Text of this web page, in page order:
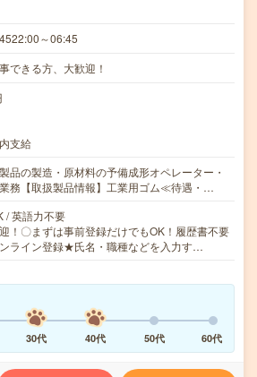
～06:45
できる方、大歓迎！
支給
品の製造・原材料の予備成形オペレーター・
務【取扱製品情報】工業用ゴム≪待遇・…
/ 英語力不要
！〇まずは事前登録だけでもOK！履歴書不要
ライン登録★氏名・職種などを入力す…
30代 40代 50代 60代